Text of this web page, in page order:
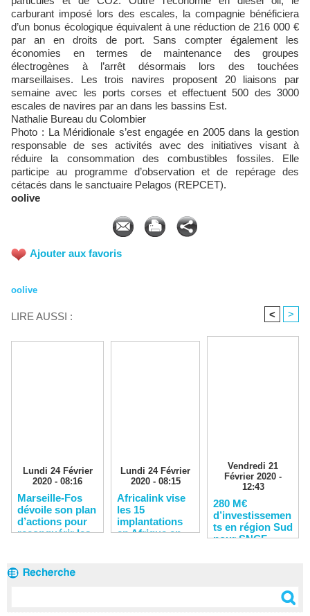
carburant imposé lors des escales, la compagnie bénéficiera
d’un bonus écologique équivalent à une réduction de 216 000 €
par an en droits de port. Sans compter également les
économies en termes de maintenance des groupes
électrogènes à l’arrêt désormais lors des touchées
marseillaises. Les trois navires proposent 20 liaisons par
semaine avec les ports corses et effectuent 500 des 3000
escales de navires par an dans les bassins Est.
Nathalie Bureau du Colombier
Photo : La Méridionale s’est engagée en 2005 dans la gestion
responsable de ses activités avec des initiatives visant à
réduire la consommation des combustibles fossiles. Elle
participe au programme d’observation et de repérage des
cétacés dans le sanctuaire Pelagos (REPCET).
oolive
Ajouter aux favoris
oolive
LIRE AUSSI : < >
Lundi 24 Février
2020 - 08:16
Marseille-Fos
dévoile son plan
d’actions pour
reconquérir les
Lundi 24 Février
2020 - 08:15
Africalink vise
les 15
implantations
en Afrique en
Vendredi 21
Février 2020 -
12:43
280 M€
d’investissemen
ts en région Sud
pour SNCF